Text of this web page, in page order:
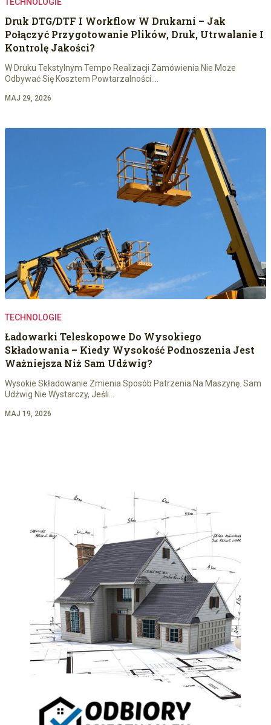
TECHNOLOGIE
Druk DTG/DTF I Workflow W Drukarni – Jak
Połączyć Przygotowanie Plików, Druk, Utrwalanie I
Kontrolę Jakości?
W Druku Tekstylnym Tempo Realizacji Zamówienia Nie Może
Odbywać Się Kosztem Powtarzalności.…
MAJ 29, 2026
TECHNOLOGIE
Ładowarki Teleskopowe Do Wysokiego
Składowania – Kiedy Wysokość Podnoszenia Jest
Ważniejsza Niż Sam Udźwig?
Wysokie Składowanie Zmienia Sposób Patrzenia Na Maszynę. Sam
Udźwig Nie Wystarczy, Jeśli…
MAJ 19, 2026